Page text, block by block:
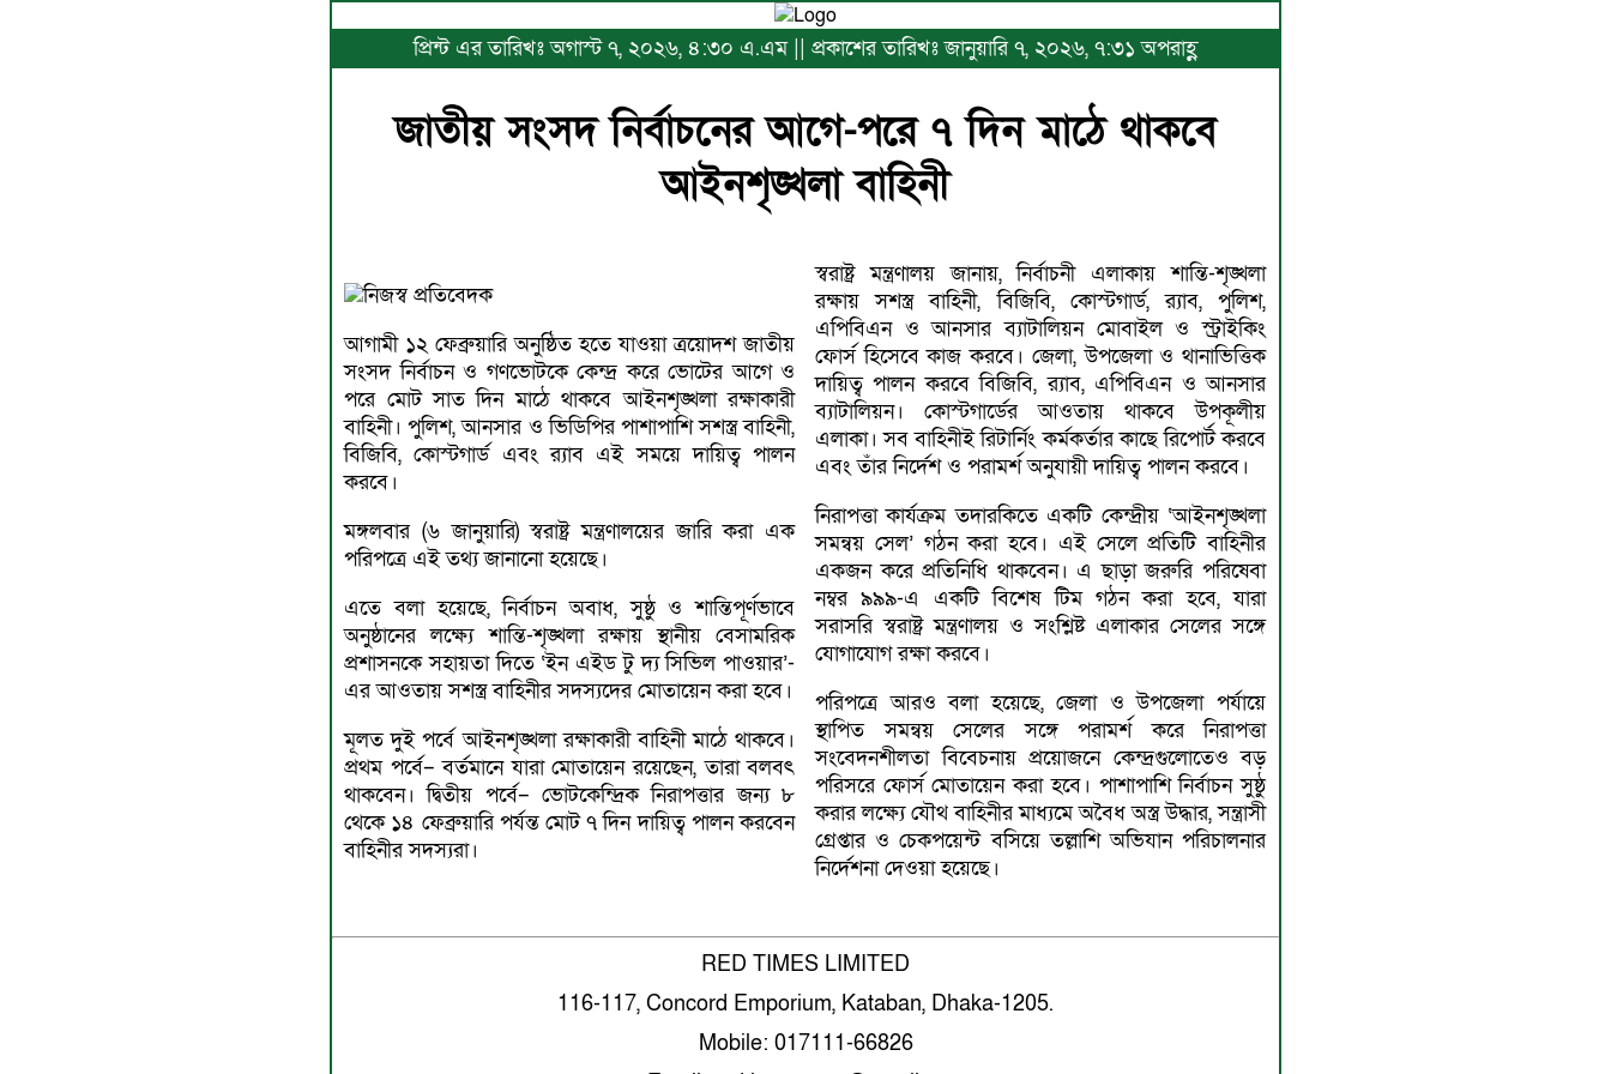
প্রিন্ট এর তারিখঃ অগাস্ট ৭, ২০২৬, ৪:৩০ এ.এম || প্রকাশের তারিখঃ জানুয়ারি ৭, ২০২৬, ৭:৩১ অপরাহ্ণ
জাতীয় সংসদ নির্বাচনের আগে-পরে ৭ দিন মাঠে থাকবে
আইনশৃঙ্খলা বাহিনী
নিজস্ব প্রতিবেদক
আগামী ১২ ফেব্রুয়ারি অনুষ্ঠিত হতে যাওয়া ত্রয়োদশ জাতীয়
সংসদ নির্বাচন ও গণভোটকে কেন্দ্র করে ভোটের আগে ও
পরে মোট সাত দিন মাঠে থাকবে আইনশৃঙ্খলা রক্ষাকারী
বাহিনী। পুলিশ, আনসার ও ভিডিপির পাশাপাশি সশস্ত্র বাহিনী,
বিজিবি, কোস্টগার্ড এবং র‍্যাব এই সময়ে দায়িত্ব পালন
করবে।
মঙ্গলবার (৬ জানুয়ারি) স্বরাষ্ট্র মন্ত্রণালয়ের জারি করা এক
পরিপত্রে এই তথ্য জানানো হয়েছে।
এতে বলা হয়েছে, নির্বাচন অবাধ, সুষ্ঠু ও শান্তিপূর্ণভাবে
অনুষ্ঠানের লক্ষ্যে শান্তি-শৃঙ্খলা রক্ষায় স্থানীয় বেসামরিক
প্রশাসনকে সহায়তা দিতে ‘ইন এইড টু দ্য সিভিল পাওয়ার’-
এর আওতায় সশস্ত্র বাহিনীর সদস্যদের মোতায়েন করা হবে।
মূলত দুই পর্বে আইনশৃঙ্খলা রক্ষাকারী বাহিনী মাঠে থাকবে।
প্রথম পর্বে– বর্তমানে যারা মোতায়েন রয়েছেন, তারা বলবৎ
থাকবেন। দ্বিতীয় পর্বে– ভোটকেন্দ্রিক নিরাপত্তার জন্য ৮
থেকে ১৪ ফেব্রুয়ারি পর্যন্ত মোট ৭ দিন দায়িত্ব পালন করবেন
বাহিনীর সদস্যরা।
স্বরাষ্ট্র মন্ত্রণালয় জানায়, নির্বাচনী এলাকায় শান্তি-শৃঙ্খলা
রক্ষায় সশস্ত্র বাহিনী, বিজিবি, কোস্টগার্ড, র‍্যাব, পুলিশ,
এপিবিএন ও আনসার ব্যাটালিয়ন মোবাইল ও স্ট্রাইকিং
ফোর্স হিসেবে কাজ করবে। জেলা, উপজেলা ও থানাভিত্তিক
দায়িত্ব পালন করবে বিজিবি, র‍্যাব, এপিবিএন ও আনসার
ব্যাটালিয়ন। কোস্টগার্ডের আওতায় থাকবে উপকূলীয়
এলাকা। সব বাহিনীই রিটার্নিং কর্মকর্তার কাছে রিপোর্ট করবে
এবং তাঁর নির্দেশ ও পরামর্শ অনুযায়ী দায়িত্ব পালন করবে।
নিরাপত্তা কার্যক্রম তদারকিতে একটি কেন্দ্রীয় ‘আইনশৃঙ্খলা
সমন্বয় সেল’ গঠন করা হবে। এই সেলে প্রতিটি বাহিনীর
একজন করে প্রতিনিধি থাকবেন। এ ছাড়া জরুরি পরিষেবা
নম্বর ৯৯৯-এ একটি বিশেষ টিম গঠন করা হবে, যারা
সরাসরি স্বরাষ্ট্র মন্ত্রণালয় ও সংশ্লিষ্ট এলাকার সেলের সঙ্গে
যোগাযোগ রক্ষা করবে।
পরিপত্রে আরও বলা হয়েছে, জেলা ও উপজেলা পর্যায়ে
স্থাপিত সমন্বয় সেলের সঙ্গে পরামর্শ করে নিরাপত্তা
সংবেদনশীলতা বিবেচনায় প্রয়োজনে কেন্দ্রগুলোতেও বড়
পরিসরে ফোর্স মোতায়েন করা হবে। পাশাপাশি নির্বাচন সুষ্ঠু
করার লক্ষ্যে যৌথ বাহিনীর মাধ্যমে অবৈধ অস্ত্র উদ্ধার, সন্ত্রাসী
গ্রেপ্তার ও চেকপয়েন্ট বসিয়ে তল্লাশি অভিযান পরিচালনার
নির্দেশনা দেওয়া হয়েছে।
RED TIMES LIMITED
116-117, Concord Emporium, Kataban, Dhaka-1205.
Mobile: 017111-66826